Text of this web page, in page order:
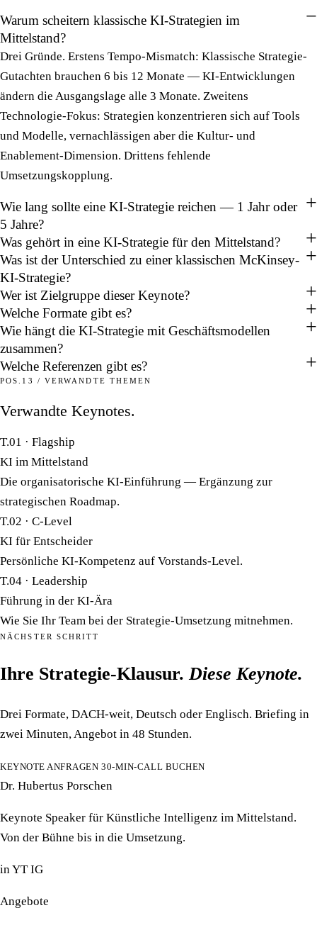
Warum scheitern klassische KI-Strategien im
Mittelstand?
Drei Gründe. Erstens Tempo-Mismatch: Klassische Strategie-
Gutachten brauchen 6 bis 12 Monate — KI-Entwicklungen
ändern die Ausgangslage alle 3 Monate. Zweitens
Technologie-Fokus: Strategien konzentrieren sich auf Tools
und Modelle, vernachlässigen aber die Kultur- und
Enablement-Dimension. Drittens fehlende
Umsetzungskopplung.
Wie lang sollte eine KI-Strategie reichen — 1 Jahr oder
5 Jahre?
Was gehört in eine KI-Strategie für den Mittelstand?
Was ist der Unterschied zu einer klassischen McKinsey-
KI-Strategie?
Wer ist Zielgruppe dieser Keynote?
Welche Formate gibt es?
Wie hängt die KI-Strategie mit Geschäftsmodellen
zusammen?
Welche Referenzen gibt es?
POS.13 / VERWANDTE THEMEN
Verwandte Keynotes.
T.01 · Flagship
KI im Mittelstand
Die organisatorische KI-Einführung — Ergänzung zur
strategischen Roadmap.
T.02 · C-Level
KI für Entscheider
Persönliche KI-Kompetenz auf Vorstands-Level.
T.04 · Leadership
Führung in der KI-Ära
Wie Sie Ihr Team bei der Strategie-Umsetzung mitnehmen.
NÄCHSTER SCHRITT
Ihre Strategie-Klausur.Diese Keynote.
Drei Formate, DACH-weit, Deutsch oder Englisch. Briefing in
zwei Minuten, Angebot in 48 Stunden.
KEYNOTE ANFRAGEN 30-MIN-CALL BUCHEN
Dr. Hubertus Porschen
Keynote Speaker für Künstliche Intelligenz im Mittelstand.
Von der Bühne bis in die Umsetzung.
in YT IG
Angebote